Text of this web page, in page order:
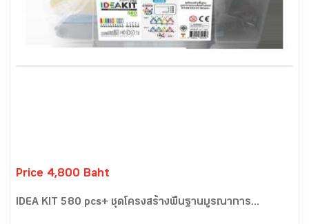
Price 4,800 Baht
IDEA KIT 580 pcs+ ชุดโครงสร้างพื้นฐานบูรณาการ...